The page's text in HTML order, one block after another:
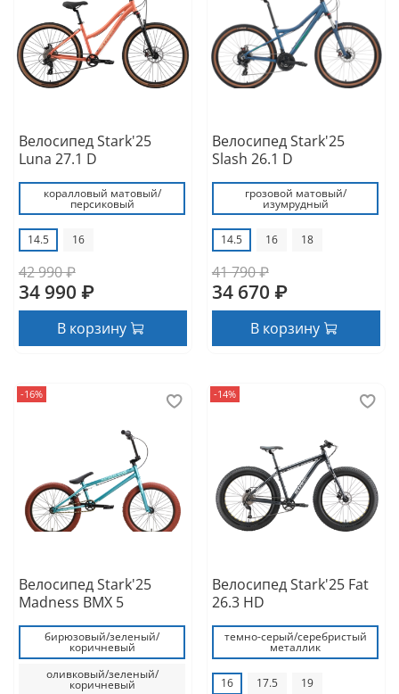
Велосипед Stark'25
Luna 27.1 D
коралловый матовый/
персиковый
14.5 16
42 990 ₽
34 990 ₽
В корзину
Велосипед Stark'25
Slash 26.1 D
грозовой матовый/
изумрудный
14.5 16 18
41 790 ₽
34 670 ₽
В корзину
-16%
Велосипед Stark'25
Madness BMX 5
бирюзовый/зеленый/
коричневый
оливковый/зеленый/
коричневый
-14%
Велосипед Stark'25 Fat
26.3 HD
темно-серый/серебристый
металлик
16 17.5 19